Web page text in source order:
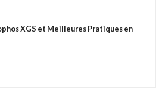
XGS et Meilleures Pratiques en